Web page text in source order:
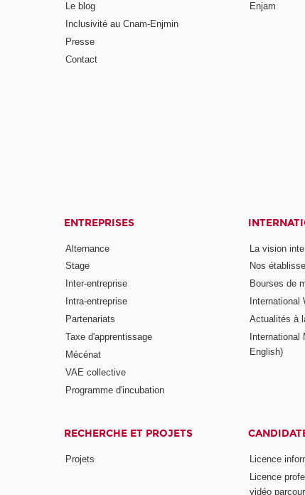
Le blog
Inclusivité au Cnam-Enjmin
Presse
Contact
Enjam
ENTREPRISES
Alternance
Stage
Inter-entreprise
Intra-entreprise
Partenariats
Taxe d'apprentissage
Mécénat
VAE collective
Programme d'incubation
La vision
Nos
Bourses de
International
Actualités à
International
English)
RECHERCHE ET PROJETS
Projets
Licence
Licence
vidéo